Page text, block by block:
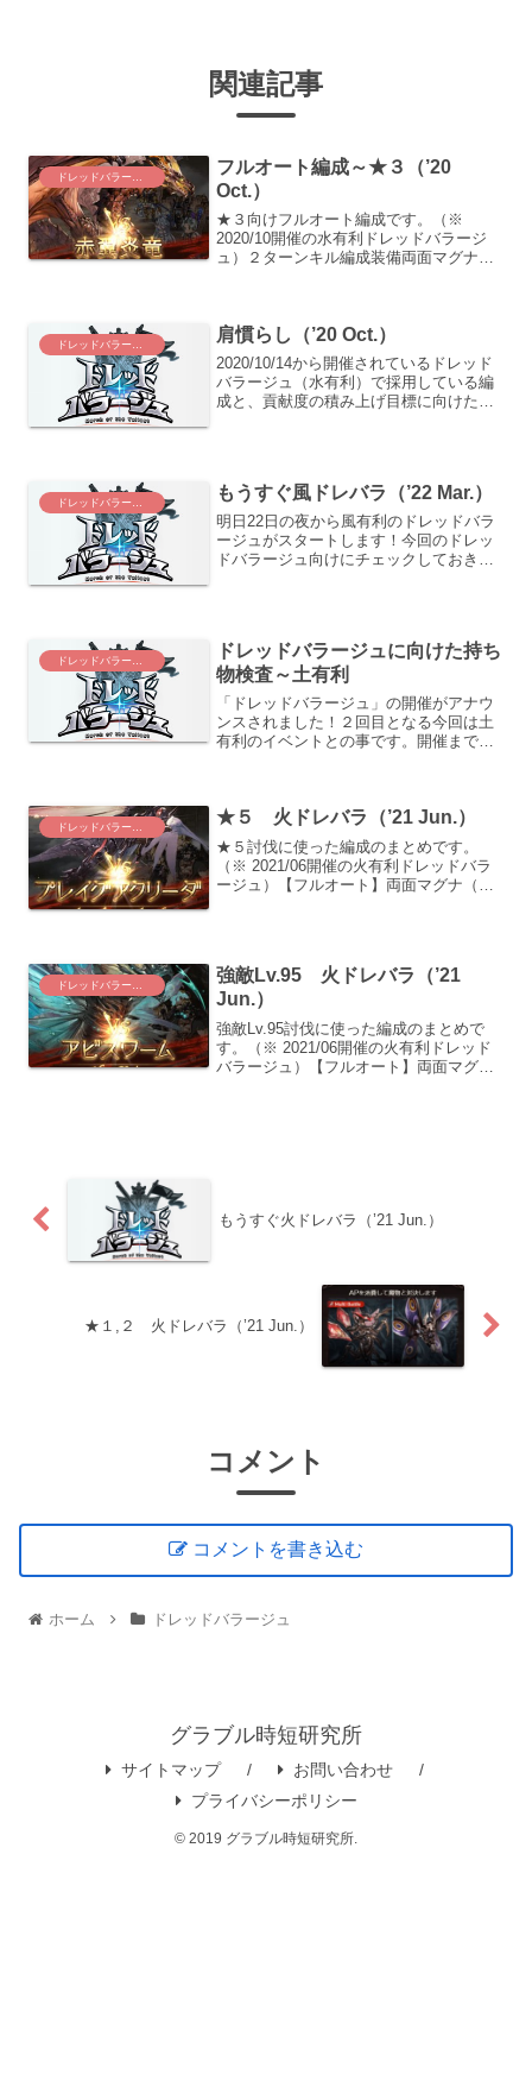
関連記事
ドレッドバラージュ
フルオート編成～★３（’20
Oct.）
★３向けフルオート編成です。（※
2020/10開催の水有利ドレッドバラージ
ュ）２ターンキル編成装備両面マグナの
ン（フェイトレス）の...
肩慣らし（’20 Oct.）
2020/10/14から開催されているドレッド
バラージュ（水有利）で採用している編
成と、貢献度の積み上げ目標に向けた取
もうすぐ風ドレバラ（’22 Mar.）
明日22日の夜から風有利のドレッドバラ
ージュがスタートします！今回のドレッ
ドバラージュ向けにチェックしておきた
ドレッドバラージュに向けた持ち
物検査～土有利
「ドレッドバラージュ」の開催がアナウ
ンスされました！２回目となる今回は土
有利のイベントとの事です。開催まで残
ろキャラ十天：オクトー、...
ドレッドバラージュ ★５ 火ドレバラ（’21 Jun.）
★５討伐に使った編成のまとめです。
（※ 2021/06開催の火有利ドレッドバラ
ージュ）【フルオート】両面マグナ（ロ
ドレッドバラージュ
強敵Lv.95 火ドレバラ（’21
Jun.）
強敵Lv.95討伐に使った編成のまとめで
す。（※ 2021/06開催の火有利ドレッド
バラージュ）【フルオート】両面マグナ
もうすぐ火ドレバラ（’21 Jun.）
★１,２ 火ドレバラ（’21 Jun.）
コメント
コメントを書き込む
ホーム ドレッドバラージュ
グラブル時短研究所
サイトマップ
お問い合わせ
プライバシーポリシー
© 2019 グラブル時短研究所.